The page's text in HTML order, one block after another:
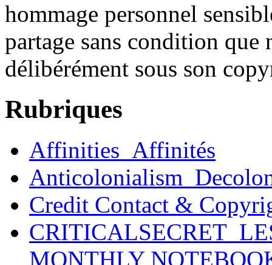
hommage personnel
partage sans condition que
délibérément sous son
Rubriques
Affinities_Affinités
Credit Contact &
MONTHLY